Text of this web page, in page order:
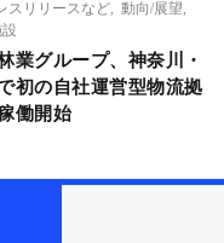
スリリースなど
動向/展望
業グループ、神奈川・
初の自社運営型物流拠
働開始